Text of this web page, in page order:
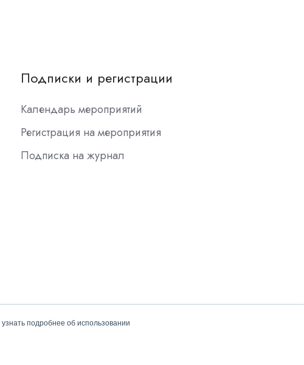
подробнее об использовании
Подписки и регистрации
Календарь мероприятий
Регистрация на мероприятия
Подписка на журнал